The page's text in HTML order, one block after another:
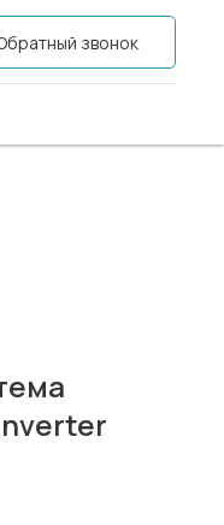
звонок
звонок
Inverter